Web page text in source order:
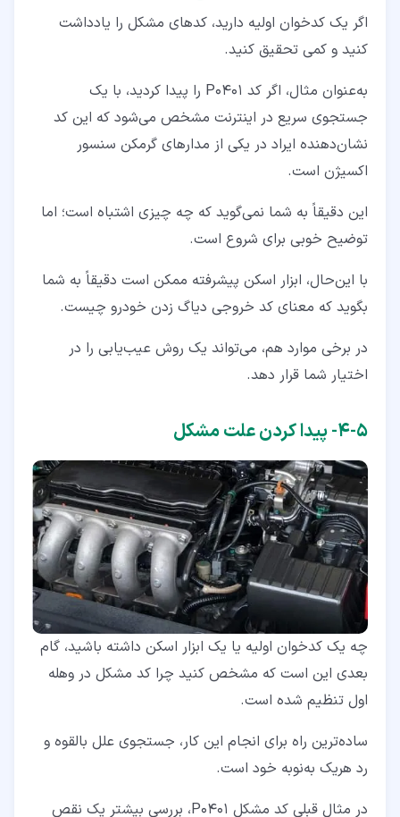
اگر یک کدخوان اولیه دارید، کدهای مشکل را یادداشت
کنید و کمی تحقیق کنید.
به‌عنوان مثال، اگر کد P0401 را پیدا کردید، با یک
جستجوی سریع در اینترنت مشخص می‌شود که این کد
نشان‌دهنده ایراد در یکی از مدارهای گرمکن سنسور
اکسیژن است.
این دقیقاً به شما نمی‌گوید که چه چیزی اشتباه است؛ اما
توضیح خوبی برای شروع است.
با این‌حال، ابزار اسکن پیشرفته ممکن است دقیقاً به شما
بگوید که معنای کد خروجی دیاگ زدن خودرو چیست.
در برخی موارد هم، می‌تواند یک روش عیب‌یابی را در
اختیار شما قرار دهد.
۵‏-‏۴‏- پیدا کردن علت مشکل
چه یک کدخوان اولیه یا یک ابزار اسکن داشته باشید، گام
بعدی این است که مشخص کنید چرا کد مشکل در وهله
اول تنظیم شده است.
ساده‌ترین راه برای انجام این کار، جستجوی علل بالقوه و
رد هریک به‌نوبه خود است.
در مثال قبلی کد مشکل P0401، بررسی بیشتر یک نقص